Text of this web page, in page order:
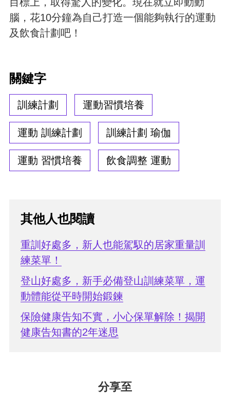
腦，花10分鐘為自己打造一個能夠執行的運動
及飲食計劃吧！
關鍵字
訓練計劃 運動習慣培養
運動 訓練計劃 訓練計劃 瑜伽
運動 習慣培養 飲食調整 運動
其他人也閱讀
重訓好處多，新人也能駕馭的居家重量訓
練菜單！
登山好處多，新手必備登山訓練菜單，運
動體能從平時開始鍛鍊
保險健康告知不實，小心保單解除！揭開
健康告知書的2年迷思
分享至